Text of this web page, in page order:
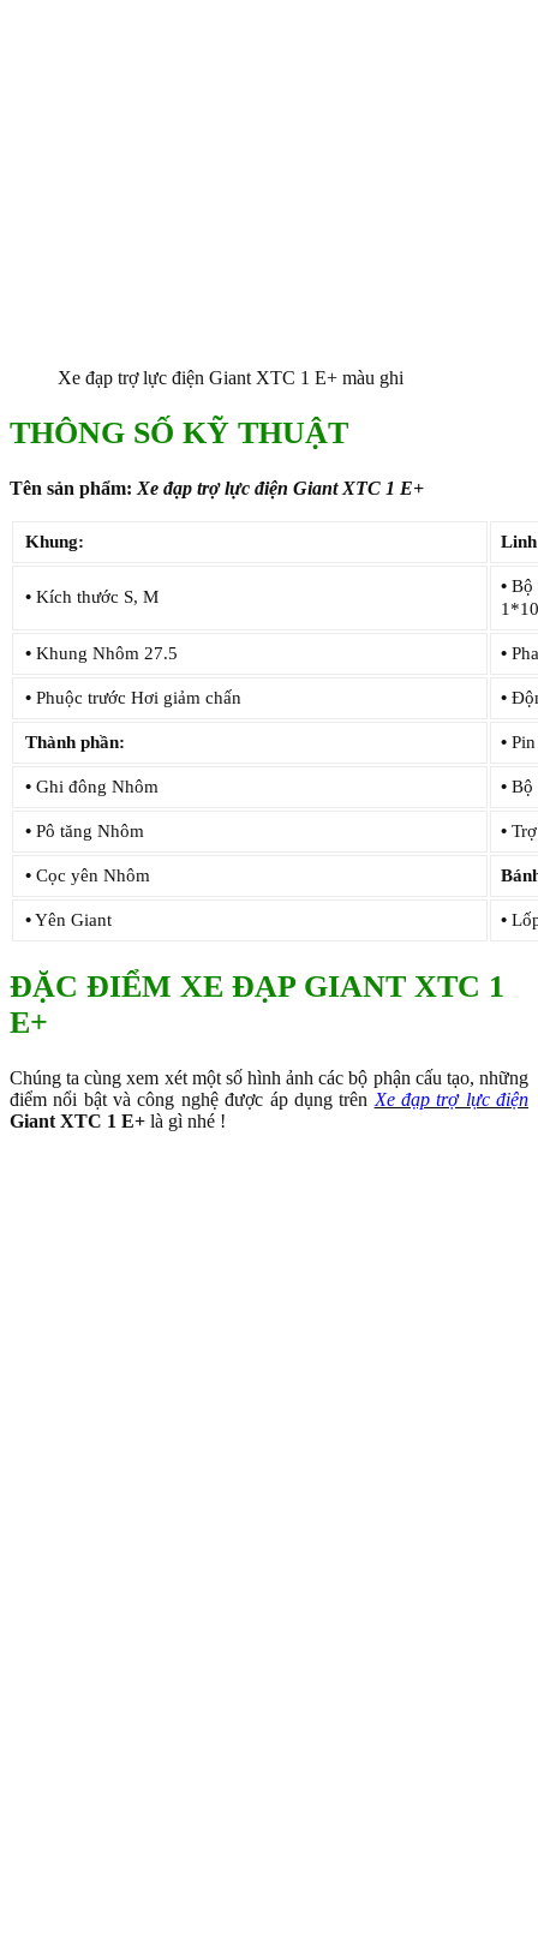
Xe đạp trợ lực điện Giant XTC 1 E+ màu ghi
THÔNG SỐ KỸ THUẬT
Tên sản phẩm: Xe đạp trợ lực điện Giant XTC 1 E+
Khung:
• Kích thước S, M
•Bộ
• Khung Nhôm 27.5 •
• Phuộc trước Hơi giảm chấn •
Thành phần: •Pin
• Ghi đông Nhôm •Bộ
• Pô tăng Nhôm •Trợ
• Cọc yên Nhôm
•Yên Giant •
ĐẶC ĐIỂM XE ĐẠP GIANT XTC 1
E+
Chúng ta cùng xem xét một số hình ảnh các bộ phận cấu tạo, những
điểm nổi bật và công nghệ được áp dụng trên Xe đạp trợ lực điện
Giant XTC 1 E+ là gì nhé !